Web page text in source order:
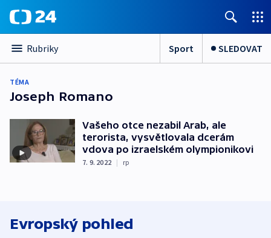
Rubriky Sport SLEDOVAT
TÉMA
Joseph Romano
Vašeho otce nezabil Arab, ale
terorista, vysvětlovala dcerám
vdova po izraelském olympionikovi
7. 9. 2022 | rp
Evropský pohled